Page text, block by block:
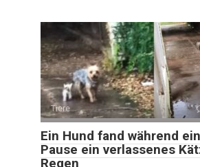
Tiere
Ein Hund fand während
Pause ein verlassenes
Regen